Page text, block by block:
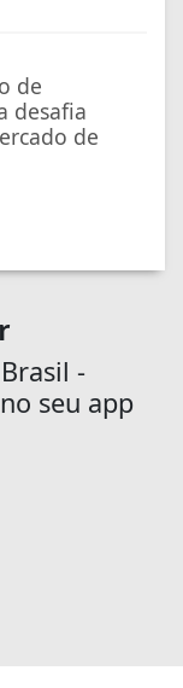
de
desafia
de
-
seu app